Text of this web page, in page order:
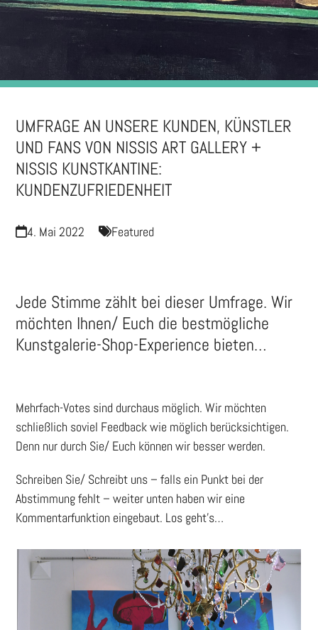
UMFRAGE AN UNSERE KUNDEN, KÜNSTLER
UND FANS VON NISSIS ART GALLERY +
NISSIS KUNSTKANTINE:
KUNDENZUFRIEDENHEIT
4. Mai 2022 Featured
Jede Stimme zählt bei dieser Umfrage. Wir
möchten Ihnen/ Euch die bestmögliche
Kunstgalerie-Shop-Experience bieten…
Mehrfach-Votes sind durchaus möglich. Wir möchten
schließlich soviel Feedback wie möglich berücksichtigen.
Denn nur durch Sie/ Euch können wir besser werden.
Schreiben Sie/ Schreibt uns – falls ein Punkt bei der
Abstimmung fehlt – weiter unten haben wir eine
Kommentarfunktion eingebaut. Los geht’s…